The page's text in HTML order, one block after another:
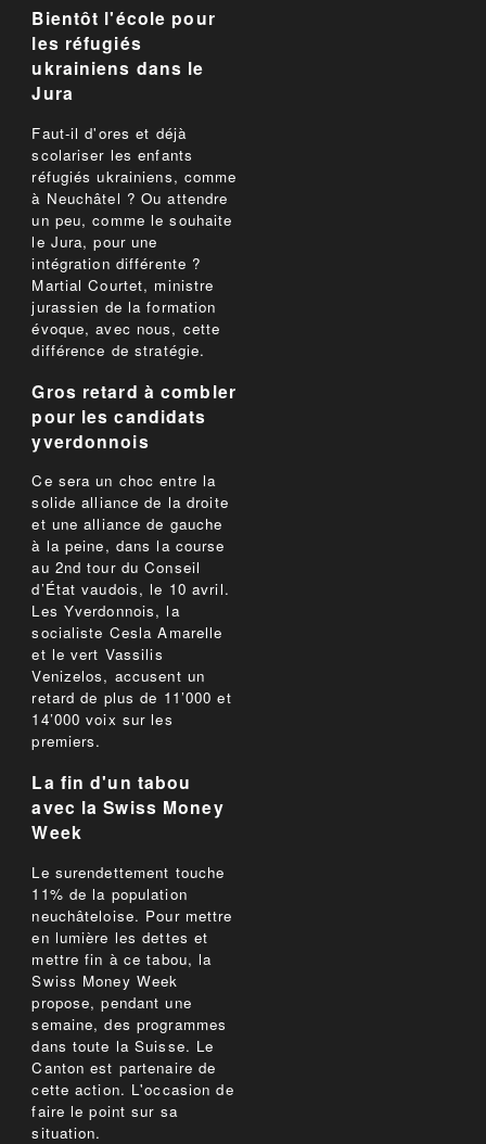
Bientôt l'école pour
les réfugiés
ukrainiens dans le
Jura
Faut-il d'ores et déjà
scolariser les enfants
réfugiés ukrainiens, comme
à Neuchâtel ? Ou attendre
un peu, comme le souhaite
le Jura, pour une
intégration différente ?
Martial Courtet, ministre
jurassien de la formation
évoque, avec nous, cette
différence de stratégie.
Gros retard à combler
pour les candidats
yverdonnois
Ce sera un choc entre la
solide alliance de la droite
et une alliance de gauche
à la peine, dans la course
au 2nd tour du Conseil
d’État vaudois, le 10 avril.
Les Yverdonnois, la
socialiste Cesla Amarelle
et le vert Vassilis
Venizelos, accusent un
retard de plus de 11’000 et
14’000 voix sur les
premiers.
La fin d'un tabou
avec la Swiss Money
Week
Le surendettement touche
11% de la population
neuchâteloise. Pour mettre
en lumière les dettes et
mettre fin à ce tabou, la
Swiss Money Week
propose, pendant une
semaine, des programmes
dans toute la Suisse. Le
Canton est partenaire de
cette action. L'occasion de
faire le point sur sa
situation.